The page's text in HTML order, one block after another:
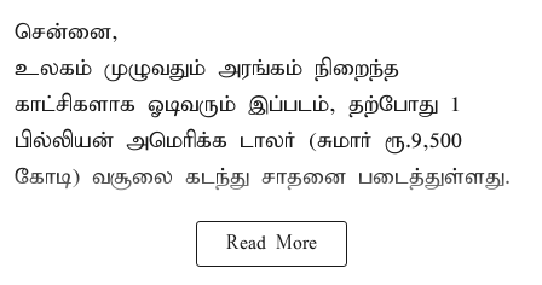
சென்னை,
உலகம் முழுவதும் அரங்கம் நிறைந்த
காட்சிகளாக ஓடிவரும் இப்படம், தற்போது 1
பில்லியன் அமெரிக்க டாலர் (சுமார் ரூ.9,500
கோடி) வசூலை கடந்து சாதனை படைத்துள்ளது.
Read More